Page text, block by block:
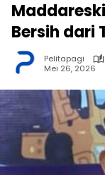
Bersih dari
Pelitapagi
Mei 26, 2026